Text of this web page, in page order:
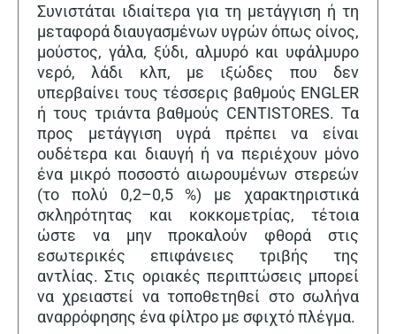
Συνιστάται ιδιαίτερα για τη μετάγγιση ή τη
μεταφορά διαυγασμένων υγρών όπως οίνος,
μούστος, γάλα, ξύδι, αλμυρό και υφάλμυρο
νερό, λάδι κλπ, με ιξώδες που δεν
υπερβαίνει τους τέσσερις βαθμούς ENGLER
ή τους τριάντα βαθμούς CENTISTORES. Τα
προς μετάγγιση υγρά πρέπει να είναι
ουδέτερα και διαυγή ή να περιέχουν μόνο
ένα μικρό ποσοστό αιωρουμένων στερεών
(το πολύ 0,2–0,5 %) με χαρακτηριστικά
σκληρότητας και κοκκομετρίας, τέτοια
ώστε να μην προκαλούν φθορά στις
εσωτερικές επιφάνειες τριβής της
αντλίας. Στις οριακές περιπτώσεις μπορεί
να χρειαστεί να τοποθετηθεί στο σωλήνα
αναρρόφησης ένα φίλτρο με σφιχτό πλέγμα.